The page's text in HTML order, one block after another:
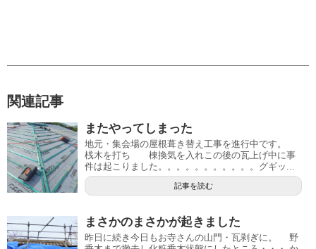
関連記事
またやってしまった
地元・集会場の屋根葺き替え工事を進行中です。
桟木を打ち 棟換気を入れこの後の瓦上げ中に事
件は起こりました。。。。。。。。。。。グギッ...
記事を読む
まさかのまさかが起きました
昨日に続き今日もお寺さんの山門・瓦剥ぎに。 野